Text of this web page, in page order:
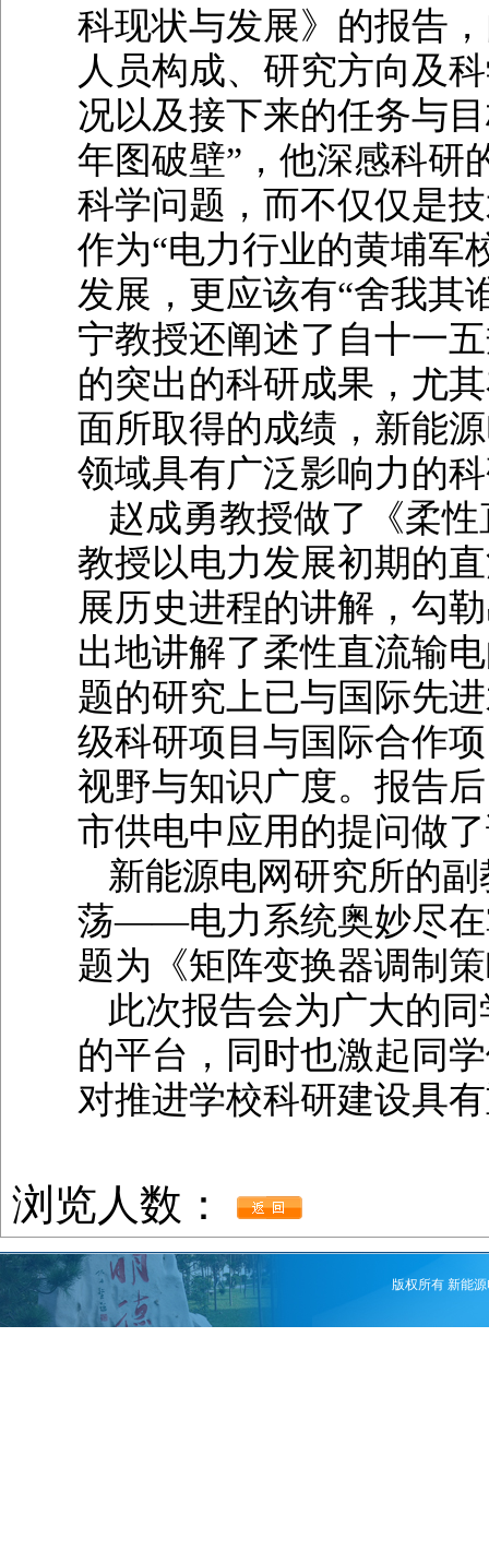
科现状与发展》的报告
人员构成、研究方向及
况以及接下来的任务与
年图破壁”，他深感科研
科学问题，而不仅仅是
作为“电力行业的黄埔军
发展，更应该有“舍我其
宁教授还阐述了自十一
的突出的科研成果，尤
面所取得的成绩，新能
领域具有广泛影响力的
赵成勇教授做了《柔
教授以电力发展初期的
展历史进程的讲解，勾
出地讲解了柔性直流输
题的研究上已与国际先
级科研项目与国际合作
视野与知识广度。报告
市供电中应用的提问做
新能源电网研究所的
荡——电力系统奥妙尽在
题为《矩阵变换器调制
此次报告会为广大的
的平台，同时也激起同
对推进学校科研建设具
浏览人数：
版权所有 新能